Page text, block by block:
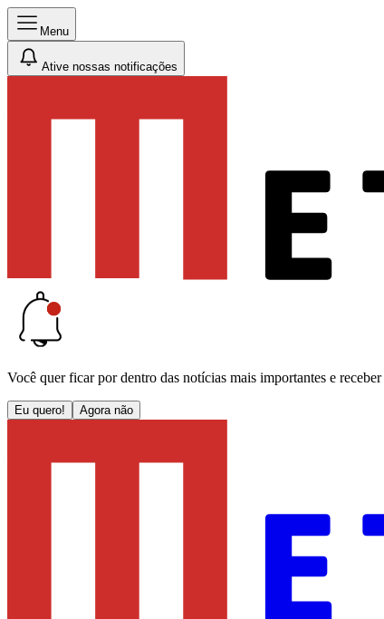
Menu
Ative nossas notificações
Você quer ficar por dentro das notícias mais importantes e receber
Eu quero! Agora não